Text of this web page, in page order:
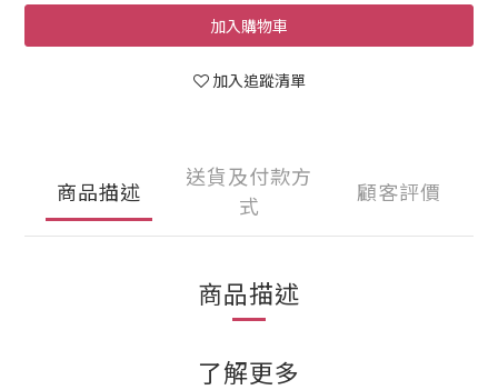
加入購物車
加入追蹤清單
商品描述
送貨及付款方
式
顧客評價
商品描述
了解更多